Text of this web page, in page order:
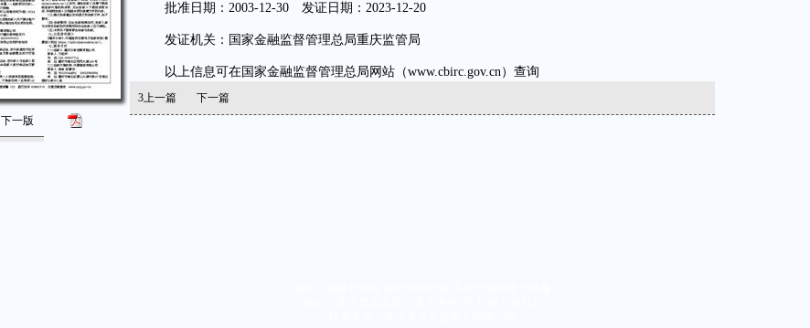
下一版
批准日期：2003-12-30 发证日期：2023-12-20
发证机关：国家金融监督管理总局重庆监管局
以上信息可在国家金融监督管理总局网站（www.cbirc.gov.cn）查询
3上一篇 下一篇